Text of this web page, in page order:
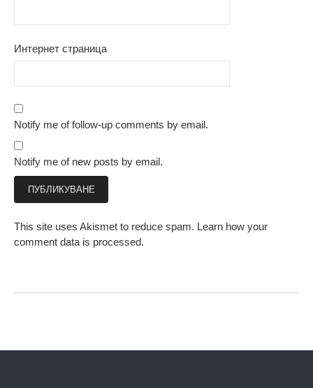
Интернет страница
Notify me of follow-up comments by email.
Notify me of new posts by email.
This site uses Akismet to reduce spam. Learn how your
comment data is processed.